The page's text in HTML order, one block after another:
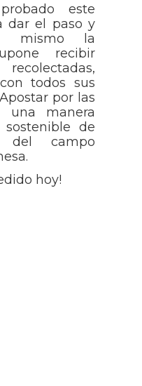
este
dar el paso y
mismo la
recibir
todos sus
por las
una manera
de
del campo
hoy!